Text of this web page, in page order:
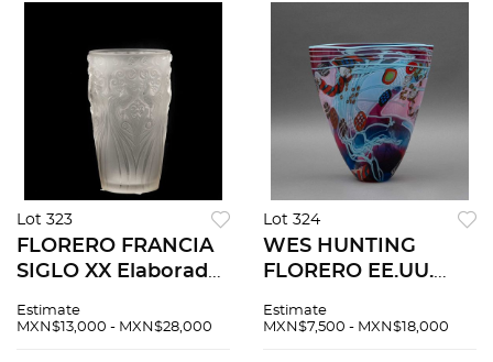
Lot 323
FLORERO FRANCIA
SIGLO XX Elaborado
LALIQUE Firmado
Estimate
MXN$13,000 - MXN$28,000
Lot 324
WES HUNTING
FLORERO EE.UU.
en cristal de Murano
Estimate
MXN$7,500 - MXN$18,000